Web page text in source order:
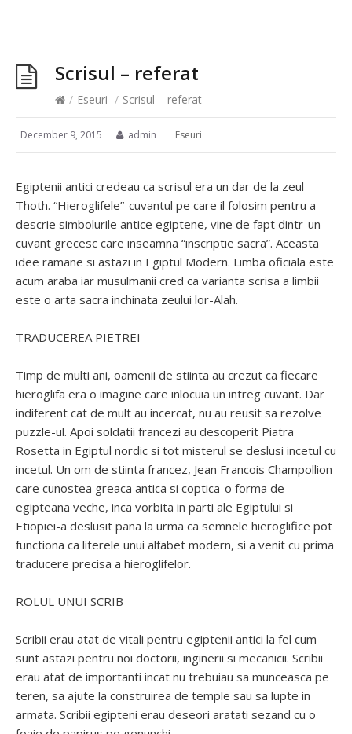
Scrisul – referat
/ Eseuri / Scrisul – referat
December 9, 2015 admin Eseuri
Egiptenii antici credeau ca scrisul era un dar de la zeul
Thoth. “Hieroglifele”-cuvantul pe care il folosim pentru a
descrie simbolurile antice egiptene, vine de fapt dintr-un
cuvant grecesc care inseamna “inscriptie sacra”. Aceasta
idee ramane si astazi in Egiptul Modern. Limba oficiala este
acum araba iar musulmanii cred ca varianta scrisa a limbii
este o arta sacra inchinata zeului lor-Alah.
TRADUCEREA PIETREI
Timp de multi ani, oamenii de stiinta au crezut ca fiecare
hieroglifa era o imagine care inlocuia un intreg cuvant. Dar
indiferent cat de mult au incercat, nu au reusit sa rezolve
puzzle-ul. Apoi soldatii francezi au descoperit Piatra
Rosetta in Egiptul nordic si tot misterul se deslusi incetul cu
incetul. Un om de stiinta francez, Jean Francois Champollion
care cunostea greaca antica si coptica-o forma de
egipteana veche, inca vorbita in parti ale Egiptului si
Etiopiei-a deslusit pana la urma ca semnele hieroglifice pot
functiona ca literele unui alfabet modern, si a venit cu prima
traducere precisa a hieroglifelor.
ROLUL UNUI SCRIB
Scribii erau atat de vitali pentru egiptenii antici la fel cum
sunt astazi pentru noi doctorii, inginerii si mecanicii. Scribii
erau atat de importanti incat nu trebuiau sa munceasca pe
teren, sa ajute la construirea de temple sau sa lupte in
armata. Scribii egipteni erau deseori aratati sezand cu o